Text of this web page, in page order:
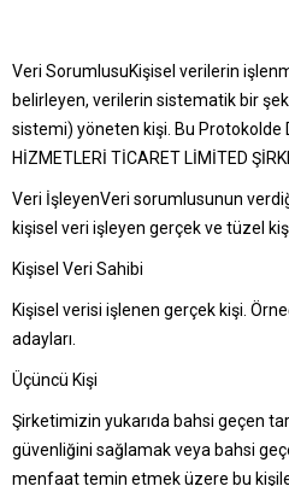
Veri SorumlusuKişisel verilerin
belirleyen, verilerin sistematik bir
sistemi) yöneten kişi. Bu Protokolde
HİZMETLERİ TİCARET LİMİTED
Veri İşleyenVeri sorumlusunun
kişisel veri işleyen gerçek ve tüzel
Kişisel Veri Sahibi
Kişisel verisi işlenen gerçek kişi.
adayları.
Üçüncü Kişi
Şirketimizin yukarıda bahsi geçen
güvenliğini sağlamak veya bahsi
menfaat temin etmek üzere bu